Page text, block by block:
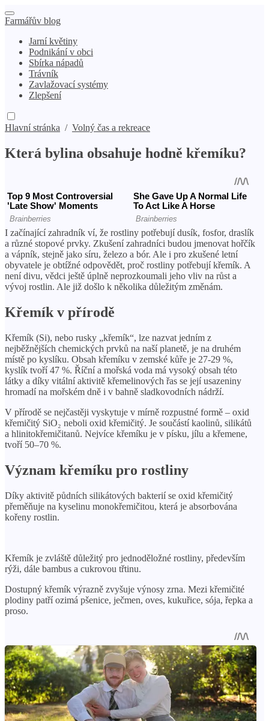
Farmářův blog
Jarní květiny
Podnikání v obci
Sbírka nápadů
Trávník
Zavlažovací systémy
Zlepšení
Hlavní stránka / Volný čas a rekreace
Která bylina obsahuje hodně křemíku?
I začínající zahradník ví, že rostliny potřebují dusík, fosfor, draslík
a různé stopové prvky. Zkušení zahradníci budou jmenovat hořčík
a vápník, stejně jako síru, železo a bór. Ale i pro zkušené letní
obyvatele je obtížné odpovědět, proč rostliny potřebují křemík. A
není divu, vědci ještě úplně neprozkoumali jeho vliv na růst a
vývoj rostlin. Ale již došlo k několika důležitým změnám.
Křemík v přírodě
Křemík (Si), nebo rusky „křemík“, lze nazvat jedním z
nejběžnějších chemických prvků na naší planetě, je na druhém
místě po kyslíku. Obsah křemíku v zemské kůře je 27-29 %,
kyslík tvoří 47 %. Říční a mořská voda má vysoký obsah této
látky a díky vitální aktivitě křemelinových řas se její usazeniny
hromadí na mořském dně i v bahně sladkovodních nádrží.
V přírodě se nejčastěji vyskytuje v mírně rozpustné formě – oxid
křemičitý SiO₂ neboli oxid křemičitý. Je součástí kaolinů, silikátů
a hlinitokřemičitanů. Nejvíce křemíku je v písku, jílu a křemene,
tvoří 50–70 %.
Význam křemíku pro rostliny
Díky aktivitě půdních silikátových bakterií se oxid křemičitý
přeměňuje na kyselinu monokřemičitou, která je absorbována
kořeny rostlin.
Křemík je zvláště důležitý pro jednoděložné rostliny, především
rýži, dále bambus a cukrovou třtinu.
Dostupný křemík výrazně zvyšuje výnosy zrna. Mezi křemičité
plodiny patří ozimá pšenice, ječmen, oves, kukuřice, sója, řepka a
proso.